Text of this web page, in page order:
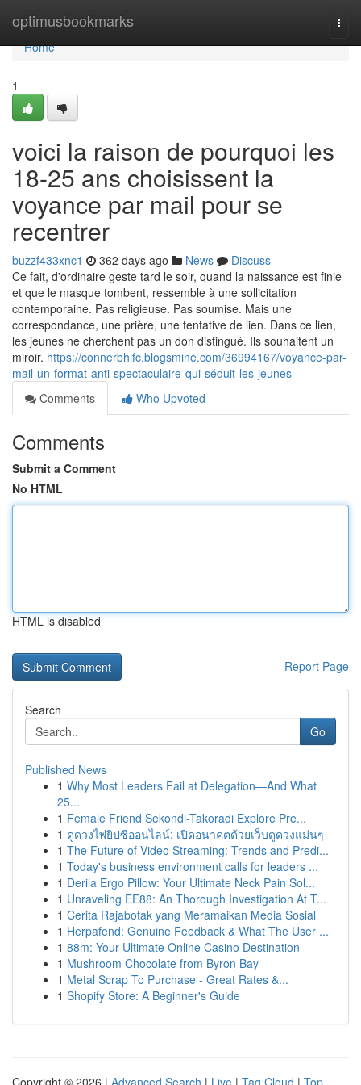
optimusbookmarks
Home
Home
1
voici la raison de pourquoi les
18-25 ans choisissent la
voyance par mail pour se
recentrer
buzzf433xnc1 362 days ago News
Discuss
Ce fait, d'ordinaire geste tard le soir, quand la naissance est finie
et que le masque tombent, ressemble à une sollicitation
contemporaine. Pas religieuse. Pas soumise. Mais une
correspondance, une prière, une tentative de lien. Dans ce lien,
les jeunes ne cherchent pas un don distingué. Ils souhaitent un
miroir. https://connerbhifc.blogsmine.com/36994167/voyance-par-
mail-un-format-anti-spectaculaire-qui-séduit-les-jeunes
Comments
Who Upvoted
Comments
Submit a Comment
No HTML
HTML is disabled
Report Page
Search
Go
Published News
1 Why Most Leaders Fail at Delegation—And What
25...
1 Female Friend Sekondi-Takoradi Explore Pre...
1 ดูดวงไพ่ยิปซีออนไลน์: เปิดอนาคตด้วยเว็บดูดวงแม่นๆ
1 The Future of Video Streaming: Trends and Predi...
1 Today's business environment calls for leaders ...
1 Derila Ergo Pillow: Your Ultimate Neck Pain Sol...
1 Unraveling EE88: An Thorough Investigation At T...
1 Cerita Rajabotak yang Meramaikan Media Sosial
1 Herpafend: Genuine Feedback & What The User ...
1 88m: Your Ultimate Online Casino Destination
1 Mushroom Chocolate from Byron Bay
1 Metal Scrap To Purchase - Great Rates &...
1 Shopify Store: A Beginner's Guide
Copyright © 2026 | Advanced Search | Live | Tag Cloud | Top